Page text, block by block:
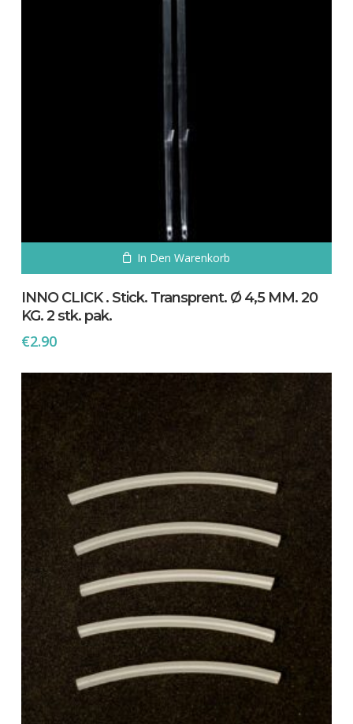
In Den Warenkorb
INNO CLICK . Stick. Transprent. Ø 4,5 MM. 20
KG. 2 stk. pak.
€2.90